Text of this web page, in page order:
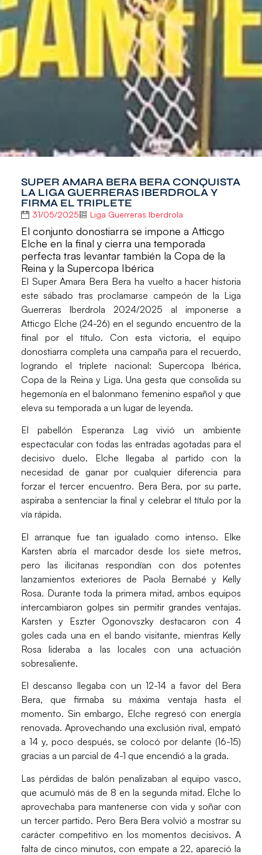
SUPER AMARA BERA BERA CONQUISTA
LA LIGA GUERRERAS IBERDROLA Y
FIRMA EL TRIPLETE
31/05/2025 Liga Guerreras Iberdrola
El conjunto donostiarra se impone a Atticgo
Elche en la final y cierra una temporada
perfecta tras levantar también la Copa de la
Reina y la Supercopa Ibérica
El Super Amara Bera Bera ha vuelto a hacer historia
este sábado trasproclamarse campeón de la Liga
Guerreras Iberdrola 2024/2025 al imponerse a
Atticgo Elche (24-26) en el segundo encuentro de la
final por el título. Con esta victoria, el equipo
donostiarra completa una campaña para el recuerdo,
logrando eltriplete nacional: Supercopa Ibérica,
Copa de la Reina y Liga. Una gesta que consolida su
hegemonía en el balonmano femenino español y que
eleva su temporada a un lugar de leyenda.
El pabellón Esperanza Lag vivió un ambiente
espectacular con todas lasentradas agotadas para el
decisivo duelo. Elche llegaba al partido con la
necesidad de ganarpor cualquier diferencia para
forzar el tercer encuentro. Bera Bera, por su parte,
aspiraba a sentenciar la final y celebrar el título por la
vía rápida.
El arranque fue tan igualado como intenso. Elke
Karsten abría el marcador desde los siete metros,
pero las ilicitanas respondían con dos potentes
lanzamientos exteriores de Paola Bernabé y Kelly
Rosa. Durante toda la primera mitad, ambos equipos
intercambiaron golpes sin permitir grandes ventajas.
Karsten y Eszter Ogonovszkydestacaron con 4
goles cada una en el bando visitante, mientras Kelly
Rosa lideraba a las locales con una actuación
sobresaliente.
El descanso llegaba con un 12-14 a favor del Bera
Bera, que firmaba su máxima ventaja hasta el
momento. Sin embargo, Elche regresó con energía
renovada. Aprovechando una exclusión rival, empató
a 14 y, poco después, se colocó por delante (16-15)
gracias a un parcial de 4-1 que encendió a la grada.
Las pérdidas de balón penalizaban al equipo vasco,
que acumuló más de 8 en la segunda mitad. Elche lo
aprovechaba para mantenerse con vida y soñar con
un tercer partido. Pero Bera Bera volvió a mostrar su
carácter competitivo en los momentos decisivos.A
falta de cinco minutos, con empate a 22, apareció la